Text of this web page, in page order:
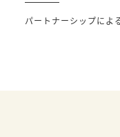
パートナーシップによ